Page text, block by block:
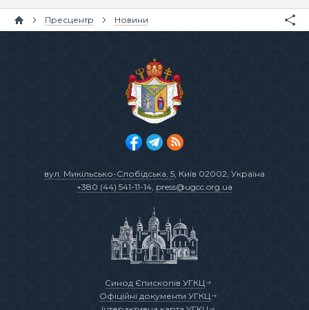
Пресцентр Новини
вул. Микільсько-Слобідська, 5, Київ 02002, Україна
+380 (44) 541-11-14, press@ugcc.org.ua
Синод Єпископів УГКЦ
Офіційні документи УГКЦ